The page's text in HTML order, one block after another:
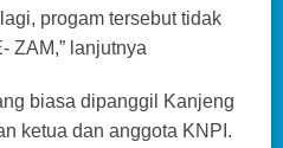
progam tersebut tidak
ZAM,” lanjutnya
biasa dipanggil Kanjeng
ketua dan anggota KNPI.